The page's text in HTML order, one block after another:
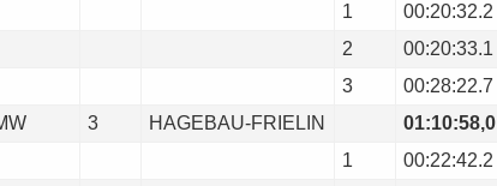
1
00:20:32.2
2
00:20:33.1
3
00:28:22.7
3 HAGEBAU-FRIELIN 01:10:58,0
1
00:22:42.2